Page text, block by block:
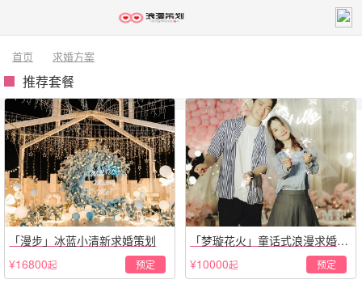
首页 求婚方案
推荐套餐
「漫步」冰蓝小清新求婚策划
¥16800起 预定
「梦璇花火」童话式浪漫求婚仪
式
¥10000起 预定